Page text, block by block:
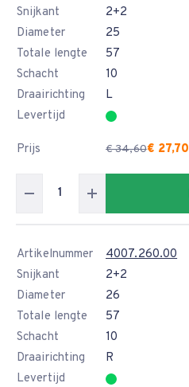
Snijkant
2+2
Diameter
25
Totale lengte
57
Schacht
10
Draairichting
L
Levertijd
Prijs € 34,60€ 27,70
Artikelnummer
4007.260.00
Snijkant
2+2
Diameter
26
Totale lengte
57
Schacht
10
Draairichting
R
Levertijd